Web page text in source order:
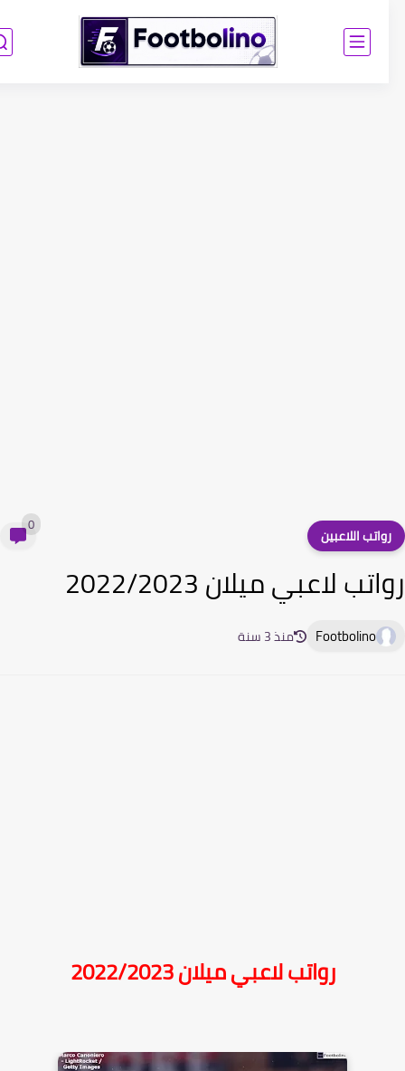
اللاعبين
لاعبي ميلان 2022/2023
Footbolino منذ 3 سنة
رواتب لاعبي ميلان 2022/2023